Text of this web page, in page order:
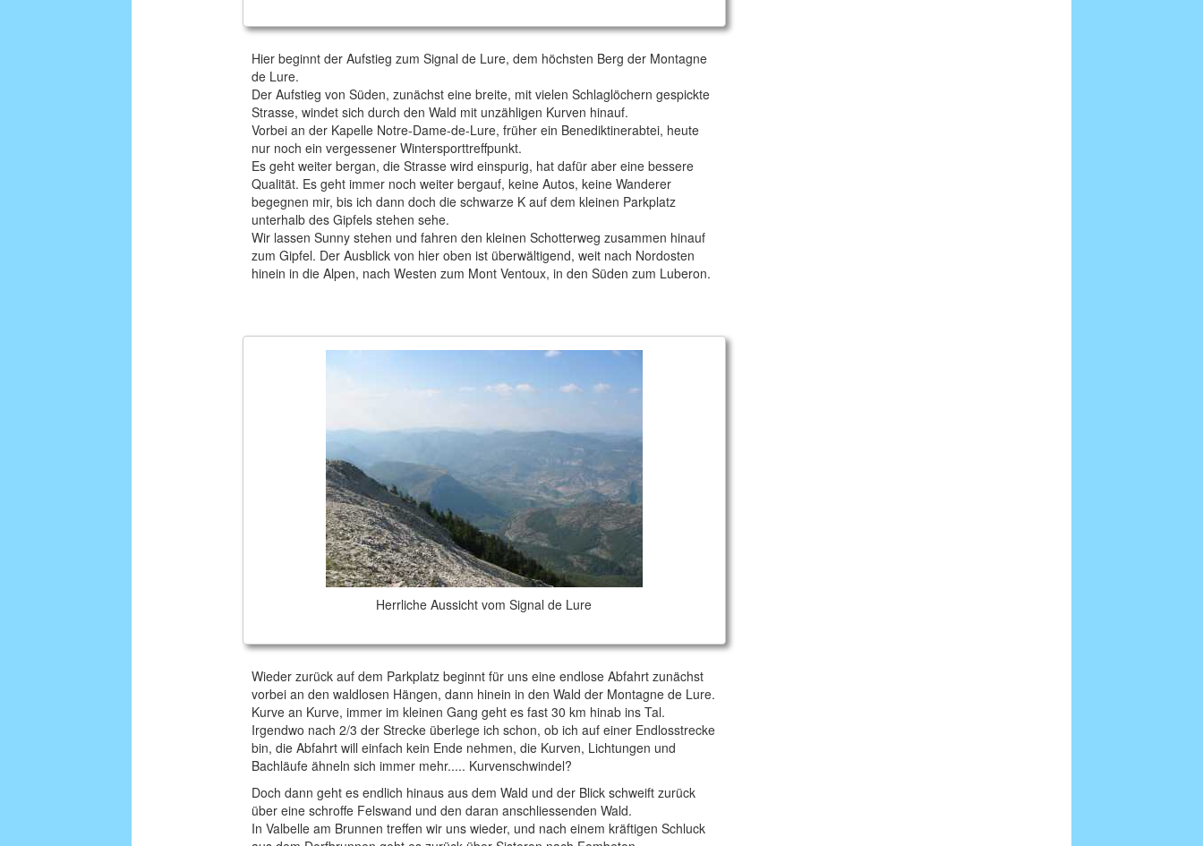
Hier beginnt der Aufstieg zum Signal de Lure, dem höchsten Berg der Montagne
de Lure.
Der Aufstieg von Süden, zunächst eine breite, mit vielen Schlaglöchern gespickte
Strasse, windet sich durch den Wald mit unzähligen Kurven hinauf.
Vorbei an der Kapelle Notre-Dame-de-Lure, früher ein Benediktinerabtei, heute
nur noch ein vergessener Wintersporttreffpunkt.
Es geht weiter bergan, die Strasse wird einspurig, hat dafür aber eine bessere
Qualität. Es geht immer noch weiter bergauf, keine Autos, keine Wanderer
begegnen mir, bis ich dann doch die schwarze K auf dem kleinen Parkplatz
unterhalb des Gipfels stehen sehe.
Wir lassen Sunny stehen und fahren den kleinen Schotterweg zusammen hinauf
zum Gipfel. Der Ausblick von hier oben ist überwältigend, weit nach Nordosten
hinein in die Alpen, nach Westen zum Mont Ventoux, in den Süden zum Luberon.
Herrliche Aussicht vom Signal de Lure
Wieder zurück auf dem Parkplatz beginnt für uns eine endlose Abfahrt zunächst
vorbei an den waldlosen Hängen, dann hinein in den Wald der Montagne de Lure.
Kurve an Kurve, immer im kleinen Gang geht es fast 30 km hinab ins Tal.
Irgendwo nach 2/3 der Strecke überlege ich schon, ob ich auf einer Endlosstrecke
bin, die Abfahrt will einfach kein Ende nehmen, die Kurven, Lichtungen und
Bachläufe ähneln sich immer mehr..... Kurvenschwindel?
Doch dann geht es endlich hinaus aus dem Wald und der Blick schweift zurück
über eine schroffe Felswand und den daran anschliessenden Wald.
In Valbelle am Brunnen treffen wir uns wieder, und nach einem kräftigen Schluck